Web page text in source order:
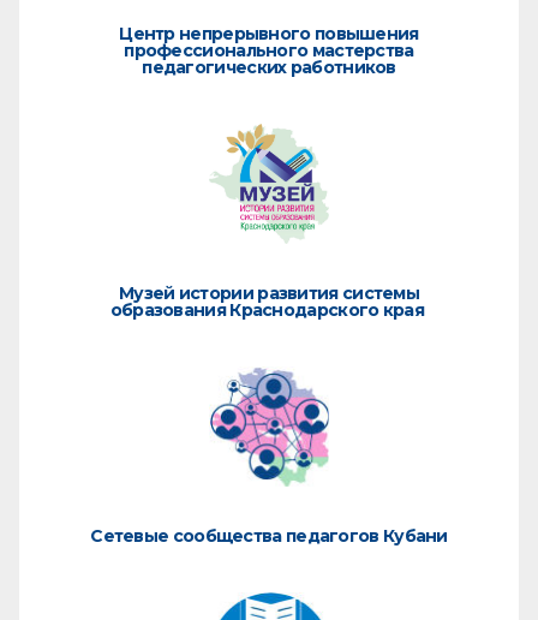
Центр непрерывного повышения
профессионального мастерства
педагогических работников
Музей истории развития системы
образования Краснодарского края
Сетевые сообщества педагогов Кубани